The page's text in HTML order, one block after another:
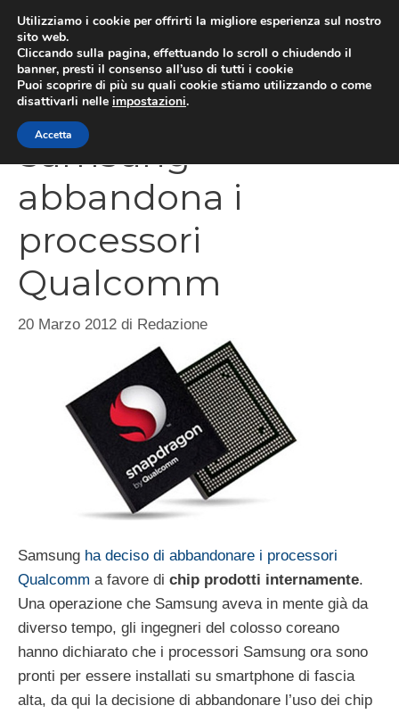
contenuto
Samsung
abbandona i
processori
Qualcomm
20 Marzo 2012 di Redazione
Samsung ha deciso di abbandonare i processori
Qualcomm a favore di chip prodotti internamente.
Una operazione che Samsung aveva in mente già da
diverso tempo, gli ingegneri del colosso coreano
hanno dichiarato che i processori Samsung ora sono
pronti per essere installati su smartphone di fascia
alta, da qui la decisione di abbandonare l’uso dei chip
Utilizziamo i cookie per offrirti la migliore esperienza sul nostro
sito web.
Cliccando sulla pagina, effettuando lo scroll o chiudendo il
banner, presti il consenso all’uso di tutti i cookie
Puoi scoprire di più su quali cookie stiamo utilizzando o come
disattivarli nelle impostazioni.
Accetta